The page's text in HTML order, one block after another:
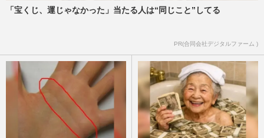
「宝くじ、運じゃなかった」当たる人は“同じこと”してる
PR(合同会社デジタルファーム )